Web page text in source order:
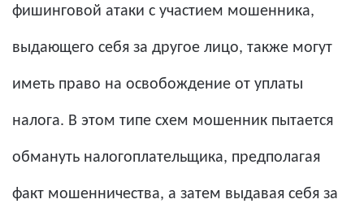
фишинговой атаки с участием мошенника,
выдающего себя за другое лицо, также могут
иметь право на освобождение от уплаты
налога. В этом типе схем мошенник пытается
обмануть налогоплательщика, предполагая
факт мошенничества, а затем выдавая себя за